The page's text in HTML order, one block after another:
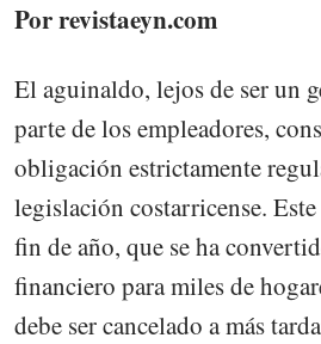
Por revistaeyn.com
El aguinaldo, lejos de ser un
parte de los empleadores,
obligación estrictamente
legislación costarricense.
fin de año, que se ha
financiero para miles de
debe ser cancelado a más